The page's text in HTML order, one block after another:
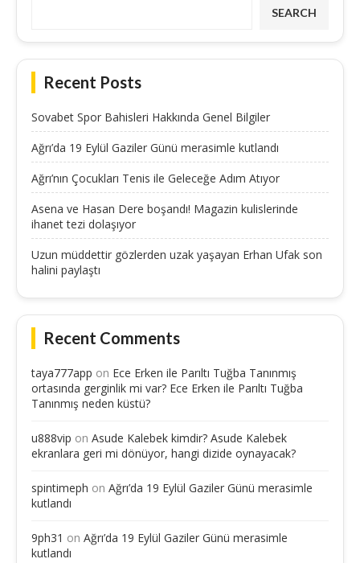
SEARCH
Recent Posts
Sovabet Spor Bahisleri Hakkında Genel Bilgiler
Ağrı’da 19 Eylül Gaziler Günü merasimle kutlandı
Ağrı’nın Çocukları Tenis ile Geleceğe Adım Atıyor
Asena ve Hasan Dere boşandı! Magazin kulislerinde
ihanet tezi dolaşıyor
Uzun müddettir gözlerden uzak yaşayan Erhan Ufak son
halini paylaştı
Recent Comments
taya777app on Ece Erken ile Parıltı Tuğba Tanınmış
ortasında gerginlik mi var? Ece Erken ile Parıltı Tuğba
Tanınmış neden küstü?
u888vip on Asude Kalebek kimdir? Asude Kalebek
ekranlara geri mi dönüyor, hangi dizide oynayacak?
spintimeph on Ağrı’da 19 Eylül Gaziler Günü merasimle
kutlandı
9ph31 on Ağrı’da 19 Eylül Gaziler Günü merasimle
kutlandı